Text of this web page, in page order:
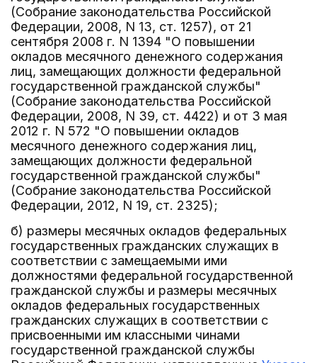
(Собрание законодательства Российской
Федерации, 2008, N 13, ст. 1257), от 21
сентября 2008 г. N 1394 "О повышении
окладов месячного денежного содержания
лиц, замещающих должности федеральной
государственной гражданской службы"
(Собрание законодательства Российской
Федерации, 2008, N 39, ст. 4422) и от 3 мая
2012 г. N 572 "О повышении окладов
месячного денежного содержания лиц,
замещающих должности федеральной
государственной гражданской службы"
(Собрание законодательства Российской
Федерации, 2012, N 19, ст. 2325);
б) размеры месячных окладов федеральных
государственных гражданских служащих в
соответствии с замещаемыми ими
должностями федеральной государственной
гражданской службы и размеры месячных
окладов федеральных государственных
гражданских служащих в соответствии с
присвоенными им классными чинами
государственной гражданской службы